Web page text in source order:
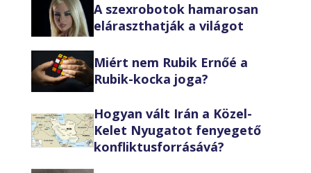
A szexrobotok hamarosan
eláraszthatják a világot
Miért nem Rubik Ernőé a
Rubik-kocka joga?
Hogyan vált Irán a Közel-
Kelet Nyugatot fenyegető
konfliktusforrásává?